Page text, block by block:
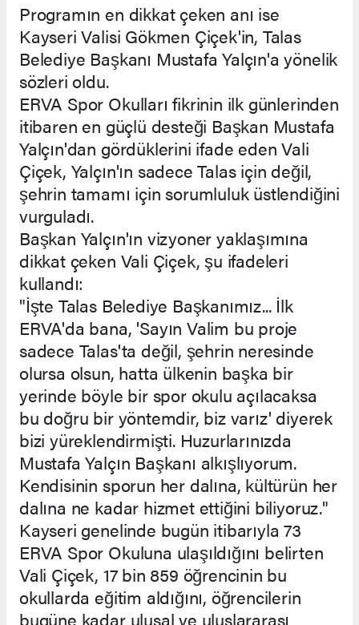
Programın en dikkat çeken anı ise
Kayseri Valisi Gökmen Çiçek'in, Talas
Belediye Başkanı Mustafa Yalçın'a yönelik
sözleri oldu.
ERVA Spor Okulları fikrinin ilk günlerinden
itibaren en güçlü desteği Başkan Mustafa
Yalçın'dan gördüklerini ifade eden Vali
Çiçek, Yalçın'ın sadece Talas için değil,
şehrin tamamı için sorumluluk üstlendiğini
vurguladı.
Başkan Yalçın'ın vizyoner yaklaşımına
dikkat çeken Vali Çiçek, şu ifadeleri
kullandı:
"İşte Talas Belediye Başkanımız... İlk
ERVA'da bana, 'Sayın Valim bu proje
sadece Talas'ta değil, şehrin neresinde
olursa olsun, hatta ülkenin başka bir
yerinde böyle bir spor okulu açılacaksa
bu doğru bir yöntemdir, biz varız' diyerek
bizi yüreklendirmişti. Huzurlarınızda
Mustafa Yalçın Başkanı alkışlıyorum.
Kendisinin sporun her dalına, kültürün her
dalına ne kadar hizmet ettiğini biliyoruz."
Kayseri genelinde bugün itibarıyla 73
ERVA Spor Okuluna ulaşıldığını belirten
Vali Çiçek, 17 bin 859 öğrencinin bu
okullarda eğitim aldığını, öğrencilerin
bugüne kadar ulusal ve uluslararası